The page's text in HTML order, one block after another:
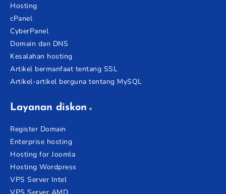
Hosting
cPanel
CyberPanel
Domain dan DNS
Kesalahan hosting
Artikel bermanfaat tentang SSL
Artikel-artikel berguna tentang MySQL
Layanan diskon
Register Domain
Enterprise hosting
Hosting for Joomla
Hosting Wordpress
VPS Server Intel
VPS Server AMD